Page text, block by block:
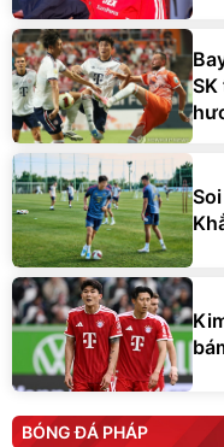
BÓNG ĐÁ PHÁP